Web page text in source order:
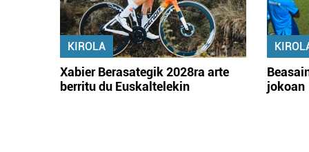
KIROLA
Xabier Berasategik 2028ra arte
berritu du Euskaltelekin
jokoan